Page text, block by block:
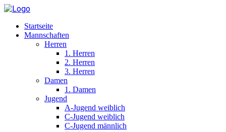
Startseite
Mannschaften
Herren
1. Herren
2. Herren
3. Herren
Damen
1. Damen
Jugend
A-Jugend weiblich
C-Jugend weiblich
C-Jugend männlich